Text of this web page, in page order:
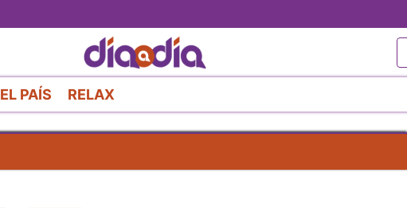
al
contenido
principal
EL PAÍS RELAX